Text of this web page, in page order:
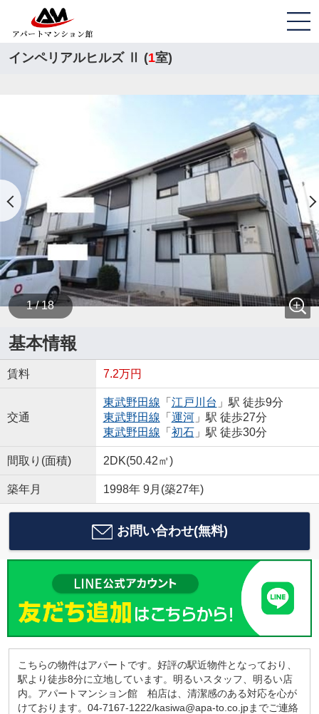
インペリアルヒルズ Ⅱ (1室)
1 / 18
基本情報
賃料 7.2万円
交通
東武野田線 「 江戸川台 」駅 徒歩9分
東武野田線 「 運河」駅 徒歩27分
東武野田線 「 初石」駅 徒歩30分
間取り(面積) 2DK(50.42㎡)
築年月 1998年 9月(築27年)
お問い合わせ(無料)
こちらの物件はアパートです。好評の駅近物件となっており、
駅より徒歩8分に立地しています。明るいスタッフ、明るい店
内。アパートマンション館 柏店は、清潔感のある対応を心が
けております。04-7167-1222/kasiwa@apa-to.co.jpまでご連絡